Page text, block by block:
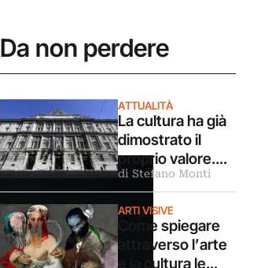
Da non perdere
ATTUALITÀ
La cultura ha già
dimostrato il
proprio valore.
Ora servono
istituzioni capaci
di governarlo
di Stefano Monti
ARTI VISIVE
Come spiegare
attraverso l’arte
e la cultura le